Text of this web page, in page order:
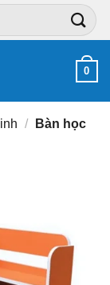
0
/
Bàn học